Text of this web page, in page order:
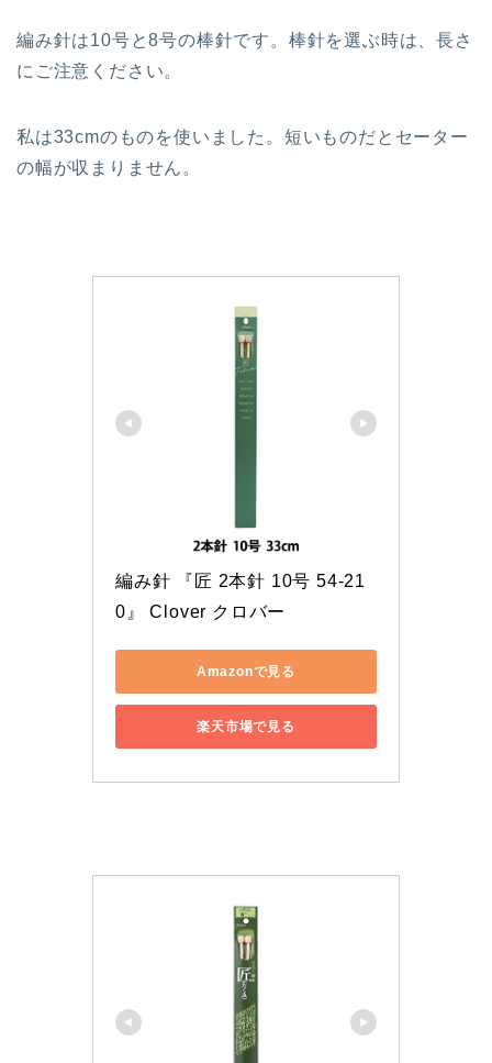
編み針は10号と8号の棒針です。棒針を選ぶ時は、長さ
にご注意ください。
私は33cmのものを使いました。短いものだとセーター
の幅が収まりません。
編み針 『匠 2本針 10号 54-21
0』 Clover クロバー
Amazonで見る
楽天市場で見る